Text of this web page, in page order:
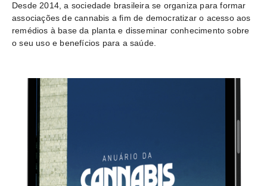
Desde 2014, a sociedade brasileira se organiza para formar
associações de cannabis a fim de democratizar o acesso aos
remédios à base da planta e disseminar conhecimento sobre
o seu uso e benefícios para a saúde.